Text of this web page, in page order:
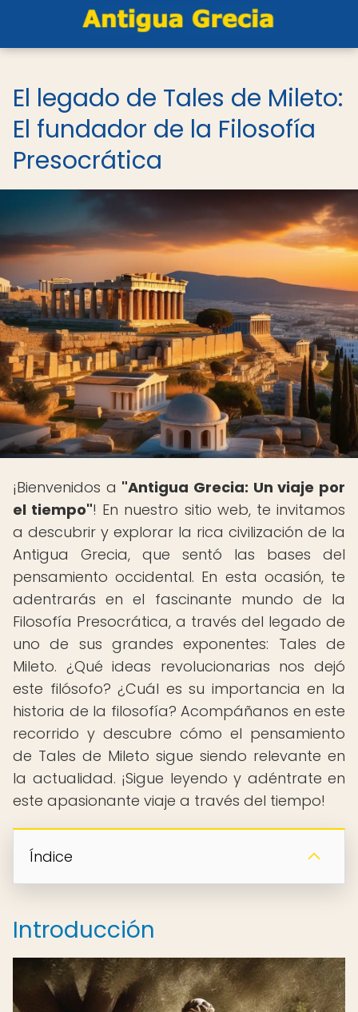
El legado de Tales de Mileto:
El fundador de la Filosofía
Presocrática
¡Bienvenidos a "Antigua Grecia: Un viaje por
el tiempo"! En nuestro sitio web, te invitamos
a descubrir y explorar la rica civilización de la
Antigua Grecia, que sentó las bases del
pensamiento occidental. En esta ocasión, te
adentrarás en el fascinante mundo de la
Filosofía Presocrática, a través del legado de
uno de sus grandes exponentes: Tales de
Mileto. ¿Qué ideas revolucionarias nos dejó
este filósofo? ¿Cuál es su importancia en la
historia de la filosofía? Acompáñanos en este
recorrido y descubre cómo el pensamiento
de Tales de Mileto sigue siendo relevante en
la actualidad. ¡Sigue leyendo y adéntrate en
este apasionante viaje a través del tiempo!
Índice
Introducción